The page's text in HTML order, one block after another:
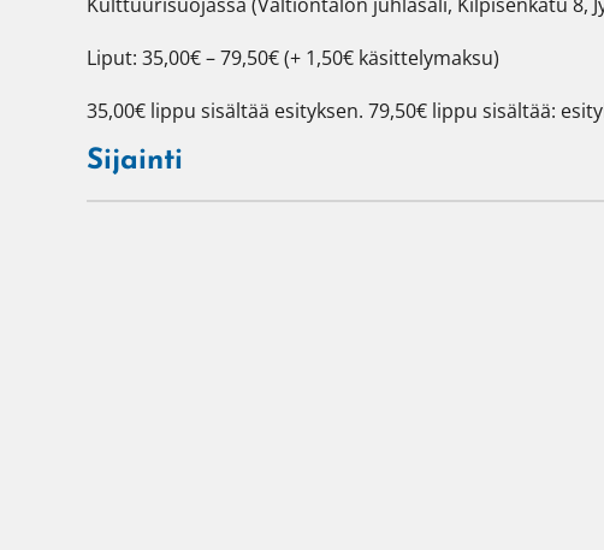
Liput: 35,00€ – 79,50€ (+ 1,50€ käsittelymaksu)
35,00€ lippu sisältää esityksen. 79,50€ lippu sisältää:
Sijainti